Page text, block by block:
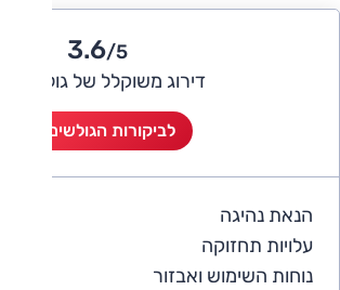
3.6/5
דירוג משוקלל של גולשי אוטו
לביקורות הגולשים (5)
הנאת נהיגה
עלויות תחזוקה
נוחות השימוש ואבזור